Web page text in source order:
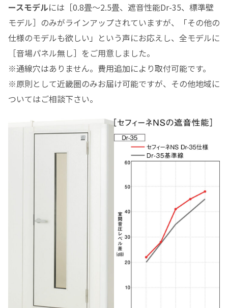
ースモデルには［0.8畳～2.5畳、遮音性能Dr-35、標準壁
モデル］のみがラインアップされていますが、「その他の
仕様のモデルも欲しい」という声にお応えし、全モデルに
［音場パネル無し］をご用意しました。
※通線穴はありません。費用追加により取付可能です。
※原則として近畿圏のみお届け可能ですが、その他地域に
ついてはご相談下さい。